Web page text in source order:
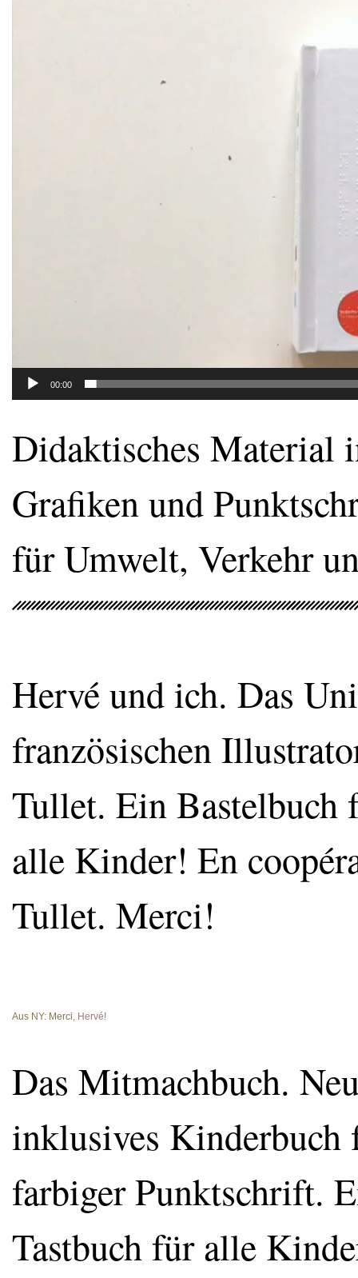
00:00
Didaktisches Material
Grafiken und
für Umwelt, Verkehr
Hervé und ich. Das
französischen
Tullet. Ein
alle Kinder! En
Tullet. Merci!
Aus NY: Merci, Hervé!
Das Mitmachbuch.
inklusives Kinderbuch
farbiger Punktschrift.
Tastbuch für alle